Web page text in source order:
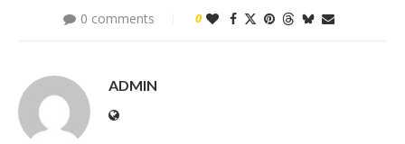
0 comments 0
ADMIN